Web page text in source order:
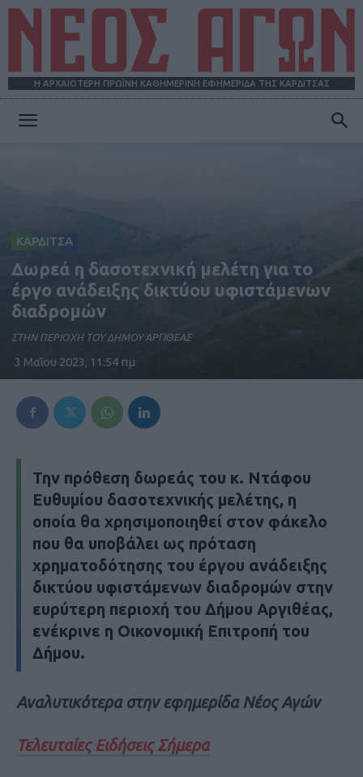
Η ΑΡΧΑΙΟΤΕΡΗ ΠΡΩΪΝΗ ΚΑΘΗΜΕΡΙΝΗ ΕΦΗΜΕΡΙΔΑ ΤΗΣ ΚΑΡΔΙΤΣΑΣ
ΚΑΡΔΙΤΣΑ
Δωρεά η δασοτεχνική μελέτη για το
έργο ανάδειξης δικτύου υφιστάμενων
διαδρομών
ΣΤΗΝ ΠΕΡΙΟΧΗ ΤΟΥ ΔΗΜΟΥ ΑΡΓΙΘΕΑΣ
3 Μαΐου 2023, 11:54 πμ
Την πρόθεση δωρεάς του κ. Ντάφου
Ευθυμίου δασοτεχνικής μελέτης, η
οποία θα χρησιμοποιηθεί στον φάκελο
που θα υποβάλει ως πρόταση
χρηματοδότησης του έργου ανάδειξης
δικτύου υφιστάμενων διαδρομών στην
ευρύτερη περιοχή του Δήμου Αργιθέας,
ενέκρινε η Οικονομική Επιτροπή του
Δήμου.
Αναλυτικότερα στην εφημερίδα Νέος Αγών
Τελευταίες Ειδήσεις Σήμερα